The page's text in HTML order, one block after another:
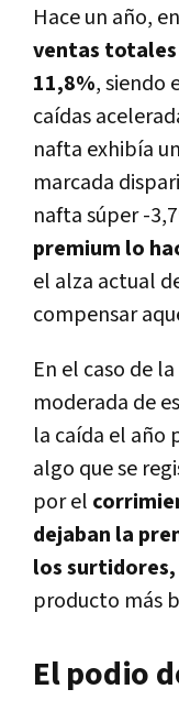
Hace un año,
ventas
11,8%, siendo
caídas
nafta exhibía
marcada
nafta súper -
premium lo
el alza actual
compensar
En el caso de
moderada de
la caída el año
algo que se
por el
dejaban la
los surtidores,
producto más
El podio